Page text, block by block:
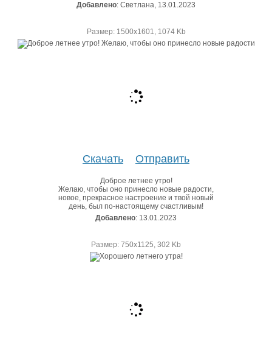
Добавлено: Светлана, 13.01.2023
Размер: 1500х1601, 1074 Kb
Скачать Отправить
Доброе летнее утро!
Желаю, чтобы оно принесло новые радости,
новое, прекрасное настроение и твой новый
день, был по-настоящему счастливым!
Добавлено: 13.01.2023
Размер: 750х1125, 302 Kb